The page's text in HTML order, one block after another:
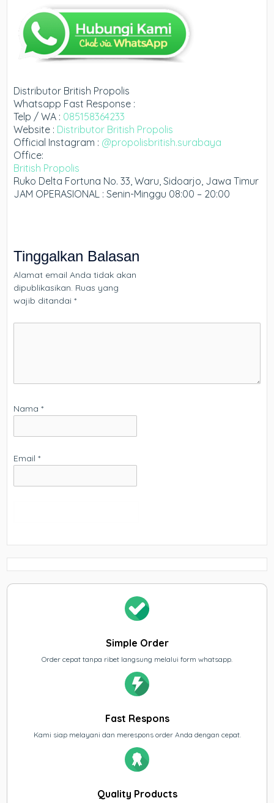
Distributor British Propolis
Whatsapp Fast Response :
Telp / WA : 085158364233
Website : Distributor British Propolis
Official Instagram : @propolisbritish.surabaya
Office:
British Propolis
Ruko Delta Fortuna No. 33, Waru, Sidoarjo, Jawa Timur
JAM OPERASIONAL : Senin-Minggu 08:00 – 20:00
Tinggalkan Balasan
Alamat email Anda tidak akan
dipublikasikan. Ruas yang
wajib ditandai*
Nama*
Email*
Simple Order
Order cepat tanpa ribet langsung melalui form whatsapp.
Fast Respons
Kami siap melayani dan merespons order Anda dengan cepat.
Quality Products